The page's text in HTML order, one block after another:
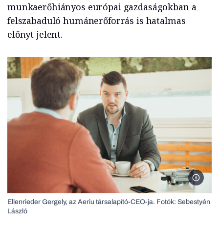
munkaerőhiányos európai gazdaságokban a
felszabaduló humánerőforrás is hatalmas
előnyt jelent.
Ellenrieder Gergely, az Aeriu társalapító-CEO-ja. Fotók: Sebestyén
László